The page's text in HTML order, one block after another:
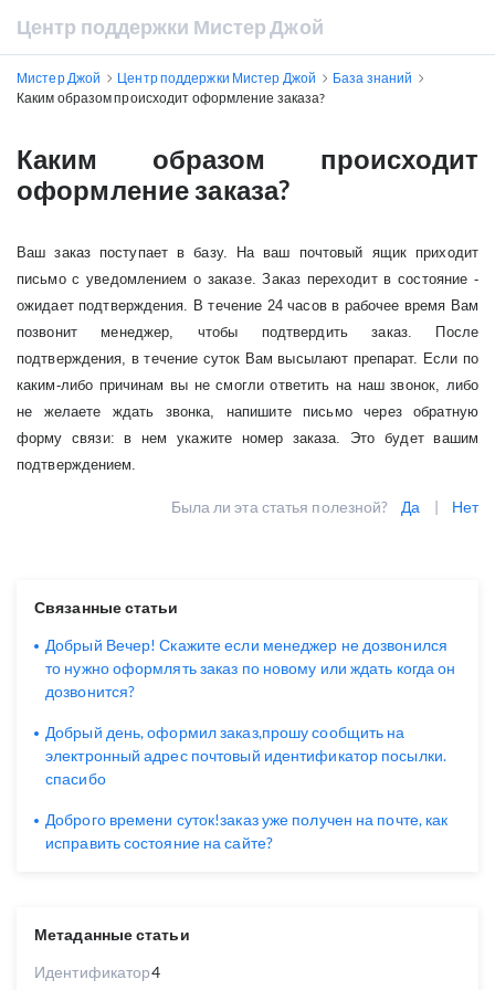
Центр поддержки Мистер Джой
Мистер Джой Центр поддержки Мистер Джой
База знаний
Каким образом происходит оформление заказа?
Каким образом происходит
оформление заказа?
Ваш заказ поступает в базу. На ваш почтовый ящик приходит
письмо с уведомлением о заказе. Заказ переходит в состояние -
ожидает подтверждения. В течение 24 часов в рабочее время Вам
позвонит менеджер, чтобы подтвердить заказ. После
подтверждения, в течение суток Вам высылают препарат. Если по
каким-либо причинам вы не смогли ответить на наш звонок, либо
не желаете ждать звонка, напишите письмо через обратную
форму связи: в нем укажите номер заказа. Это будет вашим
подтверждением.
Была ли эта статья полезной? Да | Нет
Метаданные статьи
Идентификатор4
Связанные статьи
Добрый Вечер! Скажите если менеджер не дозвонился
то нужно оформлять заказ по новому или ждать когда он
дозвонится?
Добрый день, оформил заказ,прошу сообщить на
электронный адрес почтовый идентификатор посылки.
спасибо
Доброго времени суток!заказ уже получен на почте, как
исправить состояние на сайте?